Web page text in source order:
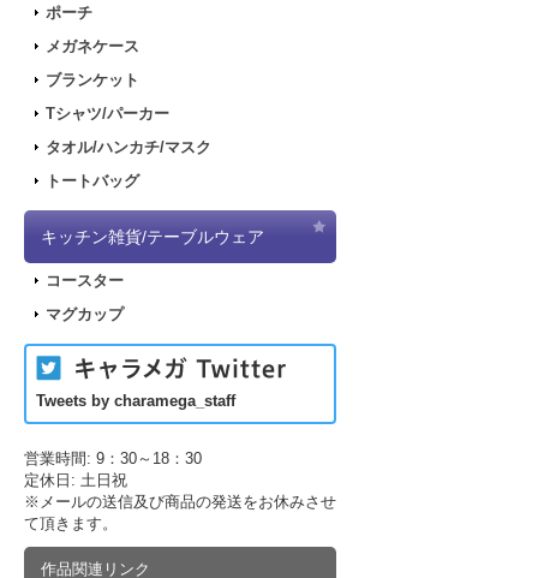
ポーチ
メガネケース
ブランケット
Tシャツ/パーカー
タオル/ハンカチ/マスク
トートバッグ
キッチン雑貨/テーブルウェア
コースター
マグカップ
Tweets by charamega_staff
営業時間: 9：30～18：30
定休日: 土日祝
※メールの送信及び商品の発送をお休みさせ
て頂きます。
作品関連リンク